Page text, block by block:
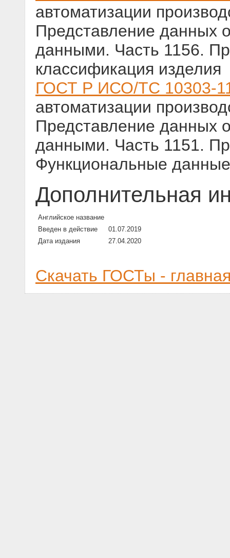
автоматизации
Представление данных
данными. Часть 1156.
классификация изделия
ГОСТ Р ИСО/ТС 10303-
автоматизации
Представление данных
данными. Часть 1151.
Функциональные данные
Дополнительная
Английское название
Введен в действие
01.07.2019
Дата издания
27.04.2020
Скачать ГОСТы -